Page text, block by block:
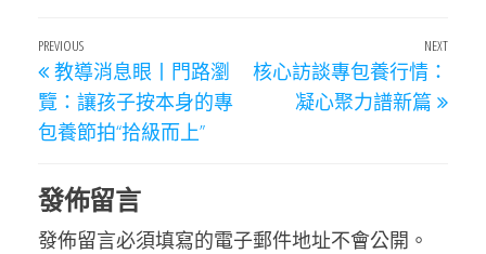
文
章
導
Previous
Post
PREVIOUS
教導消息眼丨門路瀏
覽：讓孩子按本身的專
包養節拍“拾級而上”
Next
NEXT
核心訪談專包養行情：
凝心聚力譜新篇
發佈留言
發佈留言必須填寫的電子郵件地址不會公開。